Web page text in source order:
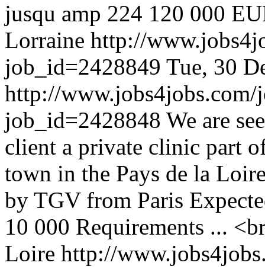
jusqu amp 224 120 000
Lorraine http://
job_id=2428849 Tue, 30
http://www.jobs4jobs.com/
job_id=2428848 We are
client a private clinic part
town in the Pays de la
by TGV from Paris
10 000 Requirements ...
Loire http://